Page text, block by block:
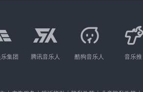
集团 腾讯音乐人 酷狗音乐人 音乐推